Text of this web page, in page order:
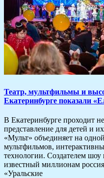
Театр, мультфильмы и
Екатеринбурге показали
В Екатеринбурге проходит
представление для детей и
«Мульт» объединяет на
мультфильмов,
технологии. Создателем
известный миллионам
«Уральские